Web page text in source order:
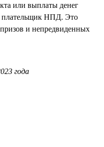
или выплаты денег
плательщик НПД. Это
и непредвиденных
года